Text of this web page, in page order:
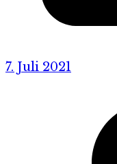
7. Juli 2021